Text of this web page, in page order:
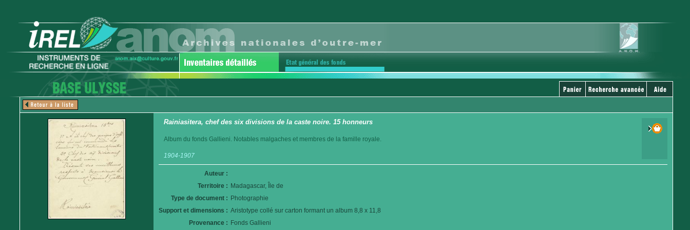
Rainiasitera, chef des six divisions de la caste noire. 15 honneurs
Album du fonds Gallieni. Notables malgaches et membres de la famille royale.
1904-1907
Auteur :
Territoire : Madagascar, Île de
Type de document : Photographie
Support et dimensions : Aristotype collé sur carton formant un album 8,8 x 11,8
Provenance : Fonds Gallieni